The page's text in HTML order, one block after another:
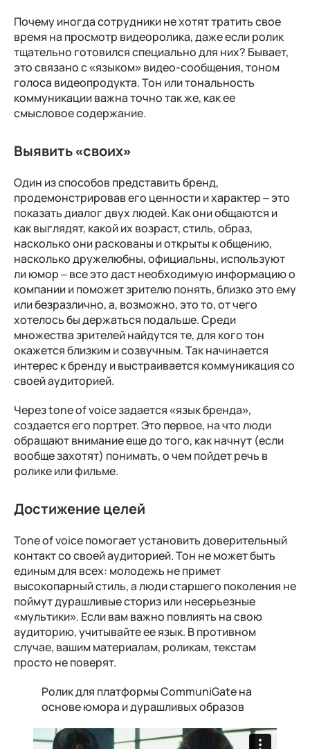
Почему иногда сотрудники не хотят тратить свое
время на просмотр видеоролика, даже если ролик
тщательно готовился специально для них? Бывает,
это связано с «языком» видео-сообщения, тоном
голоса видеопродукта. Тон или тональность
коммуникации важна точно так же, как ее
смысловое содержание.
Выявить «своих»
Один из способов представить бренд,
продемонстрировав его ценности и характер – это
показать диалог двух людей. Как они общаются и
как выглядят, какой их возраст, стиль, образ,
насколько они раскованы и открыты к общению,
насколько дружелюбны, официальны, используют
ли юмор – все это даст необходимую информацию о
компании и поможет зрителю понять, близко это ему
или безразлично, а, возможно, это то, от чего
хотелось бы держаться подальше. Среди
множества зрителей найдутся те, для кого тон
окажется близким и созвучным. Так начинается
интерес к бренду и выстраивается коммуникация со
своей аудиторией.
Через tone of voice задается «язык бренда»,
создается его портрет. Это первое, на что люди
обращают внимание еще до того, как начнут (если
вообще захотят) понимать, о чем пойдет речь в
ролике или фильме.
Достижение целей
Tone of voice помогает установить доверительный
контакт со своей аудиторией. Тон не может быть
единым для всех: молодежь не примет
высокопарный стиль, а люди старшего поколения не
поймут дурашливые сториз или несерьезные
«мультики». Если вам важно повлиять на свою
аудиторию, учитывайте ее язык. В противном
случае, вашим материалам, роликам, текстам
просто не поверят.
Ролик для платформы CommuniGate на
основе юмора и дурашливых образов